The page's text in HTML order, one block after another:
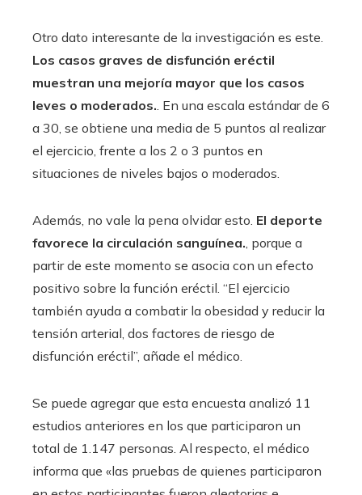
Otro dato interesante de la investigación es este.
Los casos graves de disfunción eréctil
muestran una mejoría mayor que los casos
leves o moderados.. En una escala estándar de 6
a 30, se obtiene una media de 5 puntos al realizar
el ejercicio, frente a los 2 o 3 puntos en
situaciones de niveles bajos o moderados.
Además, no vale la pena olvidar esto. El deporte
favorece la circulación sanguínea., porque a
partir de este momento se asocia con un efecto
positivo sobre la función eréctil. “El ejercicio
también ayuda a combatir la obesidad y reducir la
tensión arterial, dos factores de riesgo de
disfunción eréctil”, añade el médico.
Se puede agregar que esta encuesta analizó 11
estudios anteriores en los que participaron un
total de 1.147 personas. Al respecto, el médico
informa que «las pruebas de quienes participaron